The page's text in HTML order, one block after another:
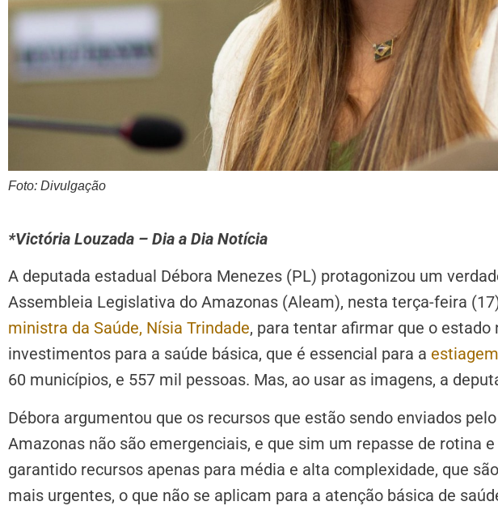
Foto: Divulgação
*Victória Louzada – Dia a Dia Notícia
A deputada estadual Débora Menezes (PL) protagonizou um
Assembleia Legislativa do Amazonas (Aleam), nesta terça-feira
ministra da Saúde, Nísia Trindade, para tentar afirmar que o estado
investimentos para a saúde básica, que é essencial para a estiagem
60 municípios, e 557 mil pessoas. Mas, ao usar as imagens, a
Débora argumentou que os recursos que estão sendo enviados
Amazonas não são emergenciais, e que sim um repasse de rotina
garantido recursos apenas para média e alta complexidade, que
mais urgentes, o que não se aplicam para a atenção básica de